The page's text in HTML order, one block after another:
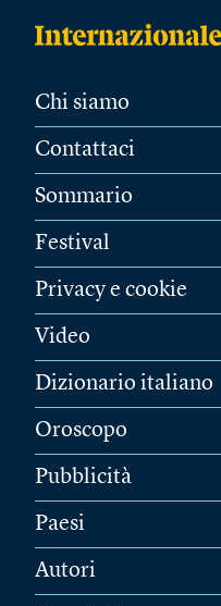
Chi siamo
Contattaci
Sommario
Festival
Privacy e cookie
Video
Dizionario italiano
Oroscopo
Pubblicità
Paesi
Autori